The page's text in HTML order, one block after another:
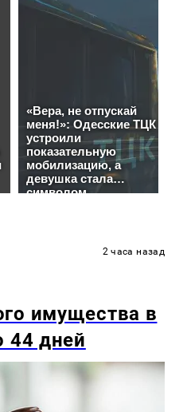
2 часа назад
имущества в
44 дней